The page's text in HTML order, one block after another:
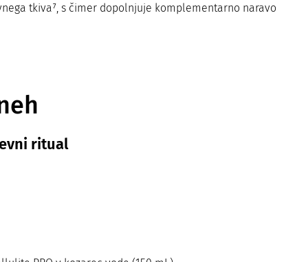
tkiva⁷, s čimer dopolnjuje komplementarno naravo
ritual